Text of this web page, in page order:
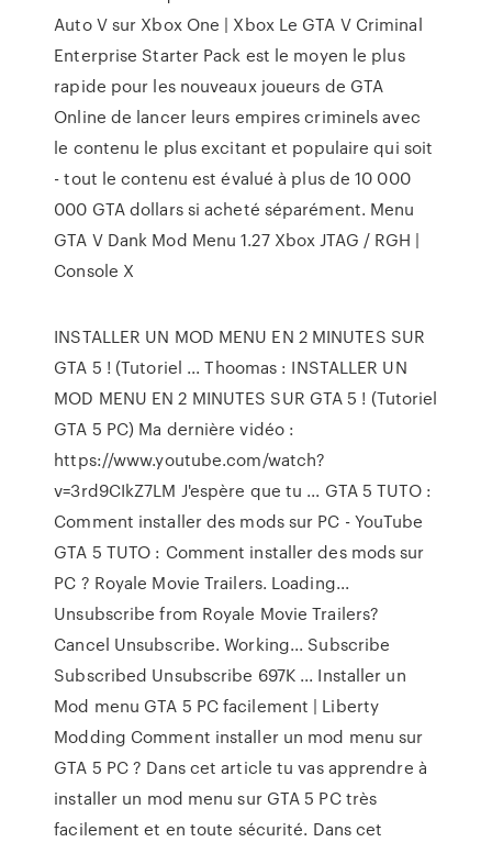
Auto V sur Xbox One | Xbox Le GTA V Criminal
Enterprise Starter Pack est le moyen le plus
rapide pour les nouveaux joueurs de GTA
Online de lancer leurs empires criminels avec
le contenu le plus excitant et populaire qui soit
- tout le contenu est évalué à plus de 10 000
000 GTA dollars si acheté séparément. Menu
GTA V Dank Mod Menu 1.27 Xbox JTAG / RGH |
Console X
INSTALLER UN MOD MENU EN 2 MINUTES SUR
GTA 5 ! (Tutoriel ... Thoomas : INSTALLER UN
MOD MENU EN 2 MINUTES SUR GTA 5 ! (Tutoriel
GTA 5 PC) Ma dernière vidéo :
https://www.youtube.com/watch?
v=3rd9CIkZ7LM J'espère que tu ... GTA 5 TUTO :
Comment installer des mods sur PC - YouTube
GTA 5 TUTO : Comment installer des mods sur
PC ? Royale Movie Trailers. Loading...
Unsubscribe from Royale Movie Trailers?
Cancel Unsubscribe. Working... Subscribe
Subscribed Unsubscribe 697K ... Installer un
Mod menu GTA 5 PC facilement | Liberty
Modding Comment installer un mod menu sur
GTA 5 PC ? Dans cet article tu vas apprendre à
installer un mod menu sur GTA 5 PC très
facilement et en toute sécurité. Dans cet